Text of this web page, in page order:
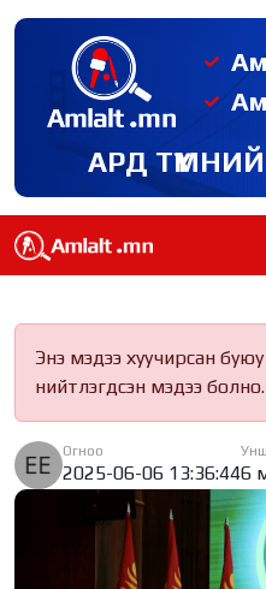
АРД
Энэ мэдээ хуучирсан
нийтлэгдсэн мэдээ болно.
Огноо
2025-06-06 13:36:446